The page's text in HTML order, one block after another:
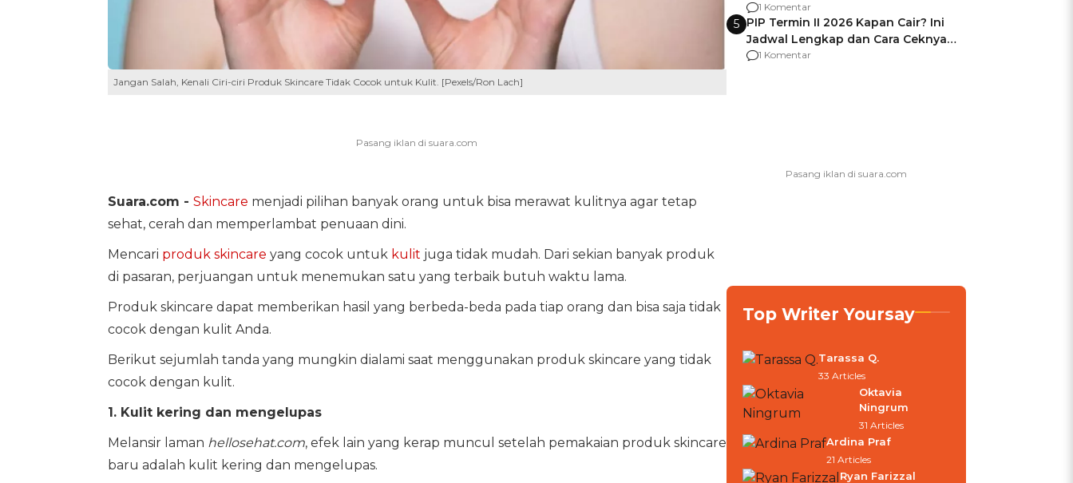
Jangan Salah, Kenali Ciri-ciri Produk Skincare Tidak Cocok untuk Kulit. [Pexels/Ron Lach]
Suara.com - Skincare menjadi pilihan banyak orang untuk bisa merawat kulitnya agar tetap
sehat, cerah dan memperlambat penuaan dini.
Mencari produk skincare yang cocok untuk kulit juga tidak mudah. Dari sekian banyak produk
di pasaran, perjuangan untuk menemukan satu yang terbaik butuh waktu lama.
Produk skincare dapat memberikan hasil yang berbeda-beda pada tiap orang dan bisa saja tidak
cocok dengan kulit Anda.
Berikut sejumlah tanda yang mungkin dialami saat menggunakan produk skincare yang tidak
cocok dengan kulit.
1. Kulit kering dan mengelupas
Melansir laman hellosehat.com, efek lain yang kerap muncul setelah pemakaian produk skincare
baru adalah kulit kering dan mengelupas.
Usai Jadi Brigjen
1 Komentar
5 PIP Termin II 2026 Kapan Cair? Ini
Jadwal Lengkap dan Cara Ceknya
agar Dana Tidak Hangus!
1 Komentar
Top Writer Yoursay
Tarassa Q.
33 Articles
Oktavia
Ningrum
31 Articles
Ardina Praf
21 Articles
Ryan Farizzal